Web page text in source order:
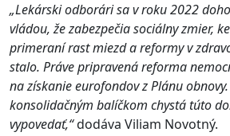
„Lekárski odborári sa v roku 2022
vládou, že zabezpečia sociálny zmier,
primeraní rast miezd a reformy v
stalo. Práve pripravená reforma
na získanie eurofondov z Plánu
konsolidačným balíčkom chystá túto
vypovedať,“dodáva Viliam Novotný.